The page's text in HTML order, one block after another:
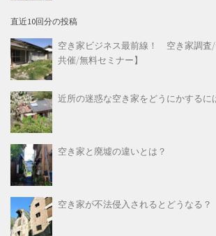
直近10回分の投稿
空き家ビジネス最前線！ 空き家調査
共催/無料セミナー】
近所の迷惑な空き家をどうにかするに
空き家と廃墟の違いとは？
空き家が不法侵入されるとどうなる？